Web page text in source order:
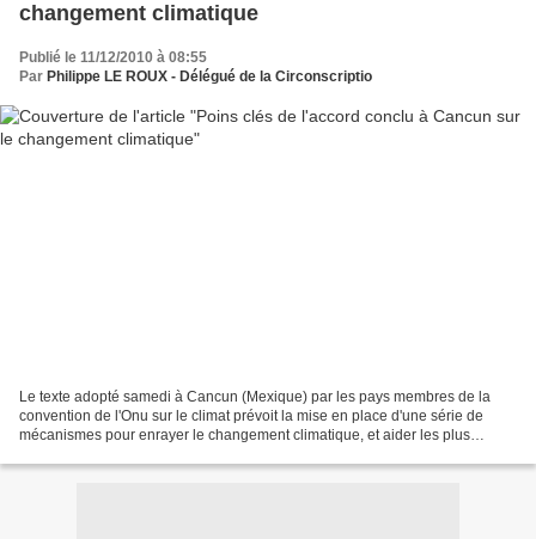
changement climatique
Publié le 11/12/2010 à 08:55
Par Philippe LE ROUX - Délégué de la Circonscriptio
Le texte adopté samedi à Cancun (Mexique) par les pays membres de la
convention de l'Onu sur le climat prévoit la mise en place d'une série de
mécanismes pour enrayer le changement climatique, et aider les plus